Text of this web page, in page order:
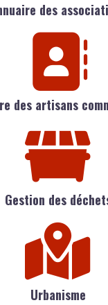
des
des artisans
Gestion des
Urbanisme